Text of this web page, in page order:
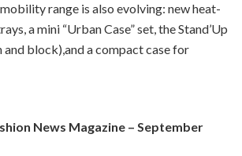
range is also evolving: new heat-
a mini “Urban Case” set, the Stand’Up
block),and a compact case for
News Magazine – September